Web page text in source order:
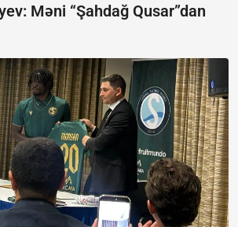
Məni “Şahdağ Qusar”dan